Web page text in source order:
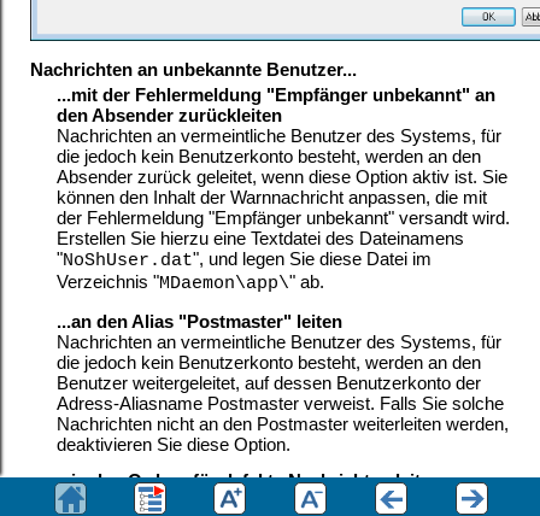
Nachrichten an unbekannte Benutzer...
...mit der Fehlermeldung "Empfänger unbekannt" an
den Absender zurückleiten
Nachrichten an vermeintliche Benutzer des Systems, für
die jedoch kein Benutzerkonto besteht, werden an den
Absender zurück geleitet, wenn diese Option aktiv ist. Sie
können den Inhalt der Warnnachricht anpassen, die mit
der Fehlermeldung "Empfänger unbekannt" versandt wird.
Erstellen Sie hierzu eine Textdatei des Dateinamens
"NoShUser.dat", und legen Sie diese Datei im
Verzeichnis "MDaemon\app\" ab.
...an den Alias "Postmaster" leiten
Nachrichten an vermeintliche Benutzer des Systems, für
die jedoch kein Benutzerkonto besteht, werden an den
Benutzer weitergeleitet, auf dessen Benutzerkonto der
Adress-Aliasname Postmaster verweist. Falls Sie solche
Nachrichten nicht an den Postmaster weiterleiten werden,
deaktivieren Sie diese Option.
...in den Ordner für defekte Nachrichten leiten
Nachrichten an vermeintliche Benutzer des Systems, für